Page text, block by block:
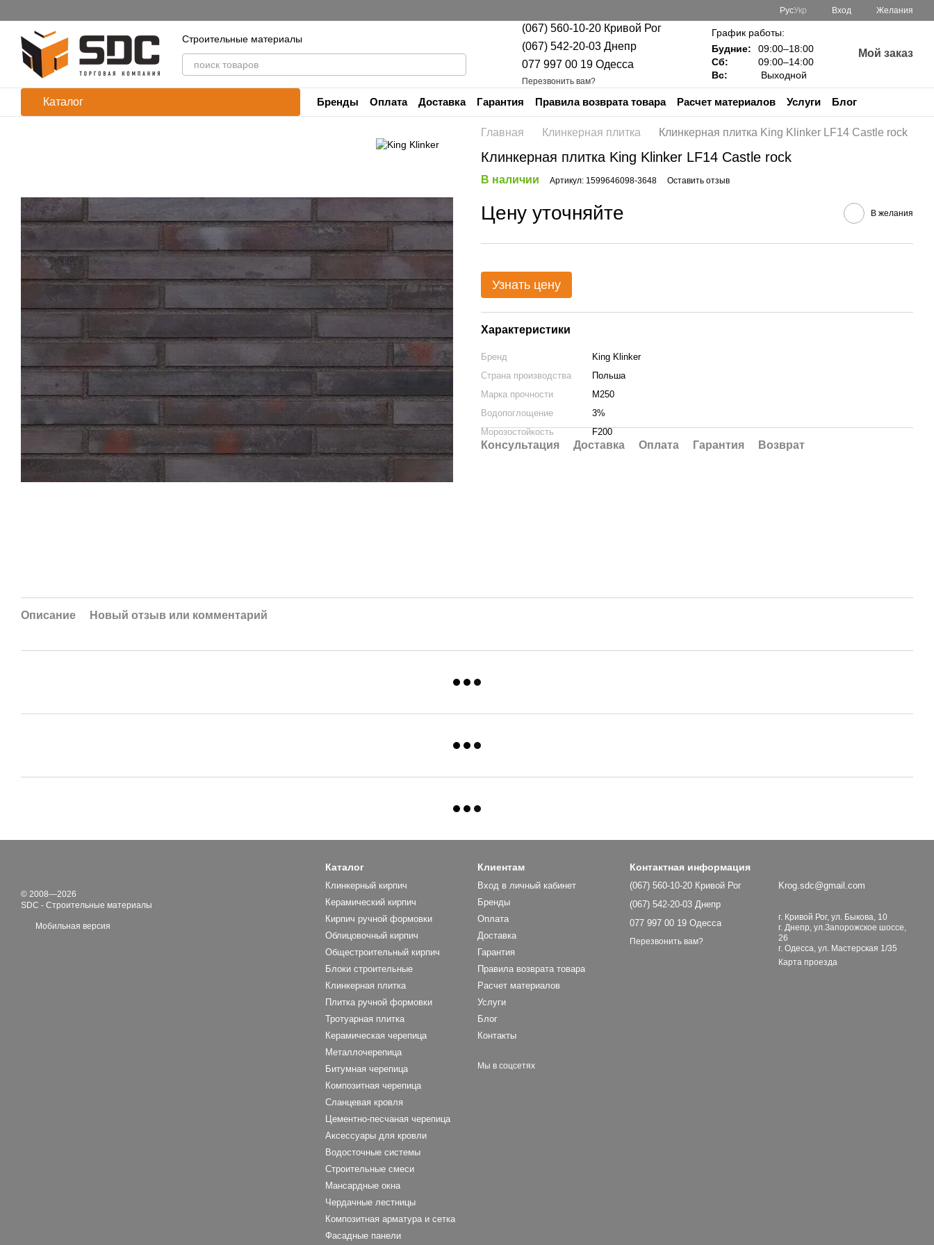
РусУкр Вход Желания
Строительные материалы
(067) 560-10-20 Кривой Рог
(067) 542-20-03 Днепр
077 997 00 19 Одесса
Перезвонить вам?
График работы:
Будние:
09:00–18:00
Сб:
09:00–14:00
Вс:
Выходной
Мой заказ
Каталог Бренды Оплата Доставка Гарантия Правила возврата товара Расчет материалов Услуги
Блог
Контакты
Главная
Клинкерная плитка Клинкерная плитка King Klinker LF14 Castle rock
Клинкерная плитка King Klinker LF14 Castle rock
В наличии Артикул: 1599646098-3648 Оставить отзыв
Цену уточняйте В желания
Узнать цену
Характеристики
Бренд
King Klinker
Страна производства
Польша
Марка прочности
M250
Водопоглощение
3%
Морозостойкость
F200
Консультация Доставка Оплата Гарантия Возврат
Описание Новый отзыв или комментарий
© 2008—2026
SDC - Строительные материалы
Мобильная версия
Каталог
Клинкерный кирпич
Керамический кирпич
Кирпич ручной формовки
Облицовочный кирпич
Общестроительный кирпич
Блоки строительные
Клинкерная плитка
Плитка ручной формовки
Тротуарная плитка
Керамическая черепица
Металлочерепица
Битумная черепица
Композитная черепица
Сланцевая кровля
Цементно-песчаная черепица
Аксессуары для кровли
Водосточные системы
Строительные смеси
Мансардные окна
Чердачные лестницы
Композитная арматура и сетка
Фасадные панели
Клиентам
Вход в личный кабинет
Бренды
Оплата
Доставка
Гарантия
Правила возврата товара
Расчет материалов
Услуги
Блог
Контакты
Мы в соцсетях
Контактная информация
(067) 560-10-20 Кривой Рог
(067) 542-20-03 Днепр
077 997 00 19 Одесса
Перезвонить вам?
Krog.sdc@gmail.com
г. Кривой Рог, ул. Быкова, 10
г. Днепр, ул.Запорожское шоссе,
26
г. Одесса, ул. Мастерская 1/35
Карта проезда